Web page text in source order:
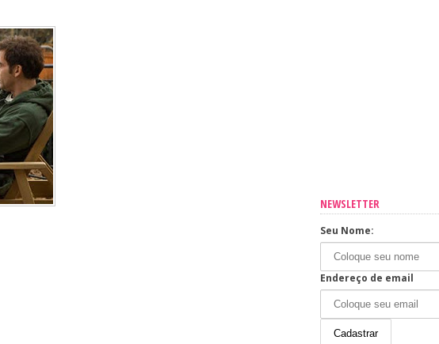
casa
os dias
NEWSLETTER
Seu Nome:
Endereço de email